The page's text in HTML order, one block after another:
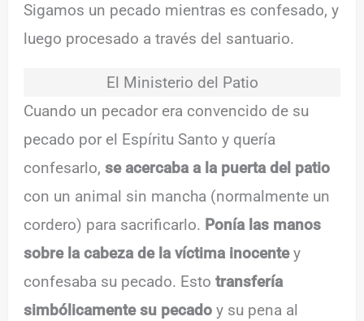
Sigamos un pecado mientras es confesado, y
luego procesado a través del santuario.
El Ministerio del Patio
Cuando un pecador era convencido de su
pecado por el Espíritu Santo y quería
confesarlo,se acercaba a la puerta del patio
con un animal sin mancha (normalmente un
cordero) para sacrificarlo. Ponía las manos
sobre la cabeza de la víctima inocentey
confesaba su pecado. Estotransfería
simbólicamente su pecado y su pena al